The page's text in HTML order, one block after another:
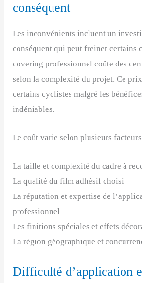
conséquent
Les inconvénients incluent un
conséquent qui peut freiner certains
covering professionnel coûte des
selon la complexité du projet. Ce
certains cyclistes malgré les
indéniables.
Le coût varie selon plusieurs
La taille et complexité du cadre à
La qualité du film adhésif choisi
La réputation et expertise de
professionnel
Les finitions spéciales et effets
La région géographique et
Difficulté d’application